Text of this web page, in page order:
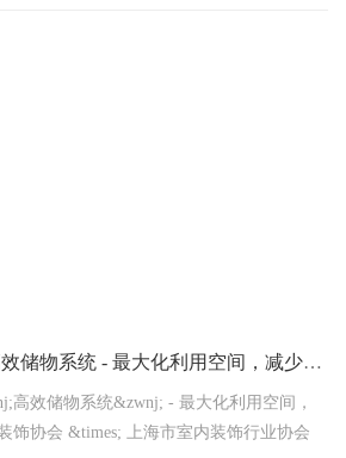
上海办公楼装修：‌高效储物系统‌ - 最大化利用空间，减少杂乱无序
高效储物系统&zwnj; - 最大化利用空间，
饰协会 &times; 上海市室内装饰行业协会